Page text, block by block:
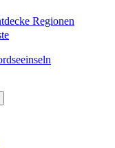
Regionen